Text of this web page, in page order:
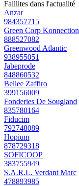
Faillites dans l'actualité
Anzar
984357715
Green Corp Konnection
888527082
Greenwood Atlantic
938955051
Jabeprode
848860532
Bellee Zaffiro
399156009
Fonderies De Sougland
835780164
Fiducim
792748089
Hopium
878729318
SOFICOOP
383755949
S.A.R.L. Verdant Marc
478893985